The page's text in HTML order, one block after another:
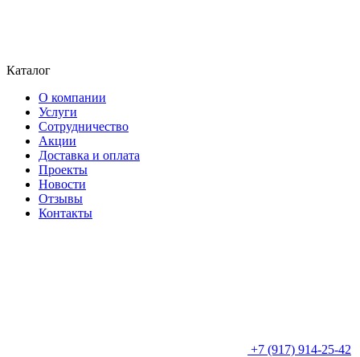
Каталог
О компании
Услуги
Сотрудничество
Акции
Доставка и оплата
Проекты
Новости
Отзывы
Контакты
+7 (917) 914-25-42